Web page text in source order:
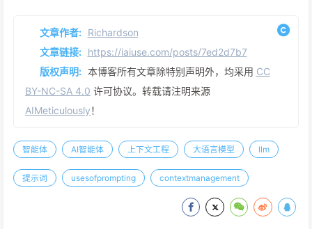
文章作者: Richardson
文章链接: https://iaiuse.com/posts/7ed2d7b7
版权声明: 本博客所有文章除特别声明外，均采用 CC
BY-NC-SA 4.0 许可协议。转载请注明来源
AIMeticulously！
智能体 AI智能体 上下文工程 大语言模型 llm
提示词 usesofprompting contextmanagement